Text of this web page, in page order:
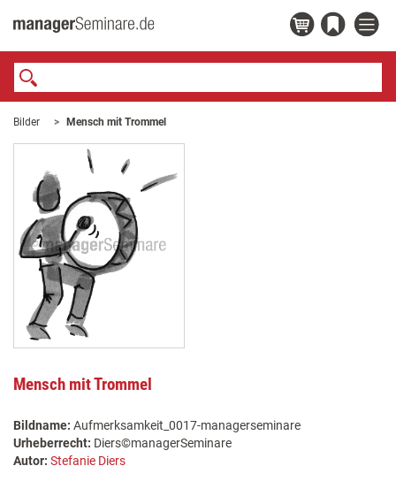
Bilder Mensch mit Trommel
Mensch mit Trommel
Bildname: Aufmerksamkeit_0017-managerseminare
Urheberrecht: Diers©managerSeminare
Autor: Stefanie Diers